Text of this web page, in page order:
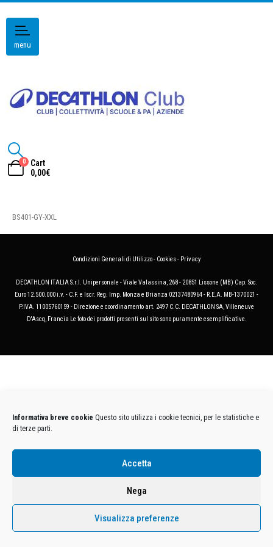
Informativa breve cookie Questo sito utilizza i cookie tecnici, per le statistiche e
di terze parti.
Accetta
Nega
Visualizza preferenze
menu
0
Cart
0,00€
BS401-GY-XXL
Condizioni Generali di Utilizzo- Cookies- Privacy
DECATHLON ITALIA S.r.l. Unipersonale - Viale Valassina, 268 - 20851 Lissone (MB) Cap. Soc.
Euro 12.500.000 i.v. - C.F. e Iscr. Reg. Imp. Monza e Brianza 02137480964 - R.E.A. MB-1370021 -
P.IVA. 11005760159 - Direzione e coordinamento art. 2497 C.C. DECATHLON SA, Villeneuve
D'Ascq, Francia Le foto dei prodotti presenti sul sito sono puramente esemplificative.